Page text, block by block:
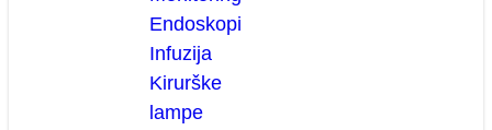
Endoskopi
Infuzija
Kirurške
lampe